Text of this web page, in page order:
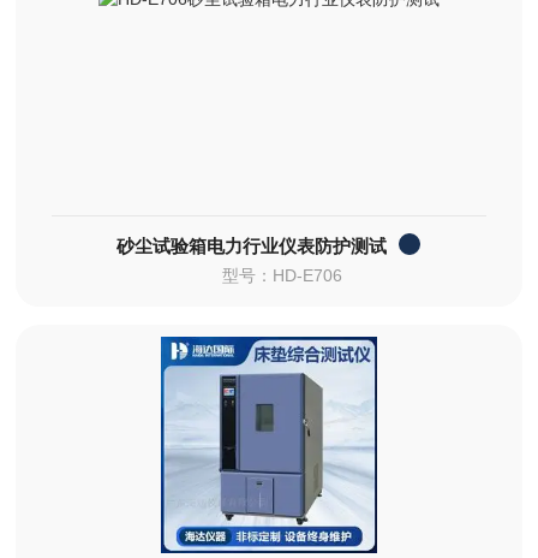
砂尘试验箱电力行业仪表防护测试
型号：HD-E706